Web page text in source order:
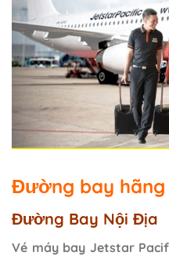
Đường bay
Đường Bay Nội Địa
Vé máy bay Jetstar